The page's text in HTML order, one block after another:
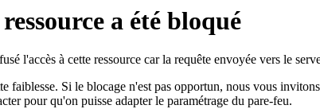
a été bloqué
l'accès à cette ressource car la requête envoyée vers le
faiblesse. Si le blocage n'est pas opportun, nous vous
pour qu'on puisse adapter le paramétrage du pare-feu.